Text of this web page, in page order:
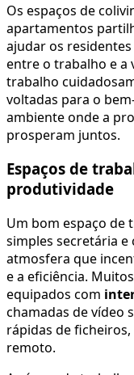
Os espaços de
apartamentos
ajudar os
entre o trabalho e a
trabalho
voltadas para o
ambiente onde a
prosperam juntos.
Espaços de
produtividade
Um bom espaço de
simples secretária e
atmosfera que
e a eficiência.
equipados com
chamadas de vídeo
rápidas de
remoto.